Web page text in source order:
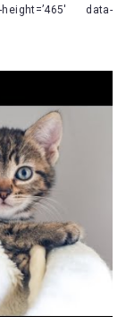
data-